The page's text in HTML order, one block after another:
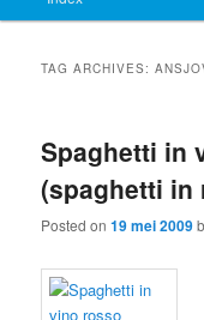
primary
content
secondary
content
TAG ARCHIVES:
Spaghetti in
(spaghetti in
Posted on19 mei 2009